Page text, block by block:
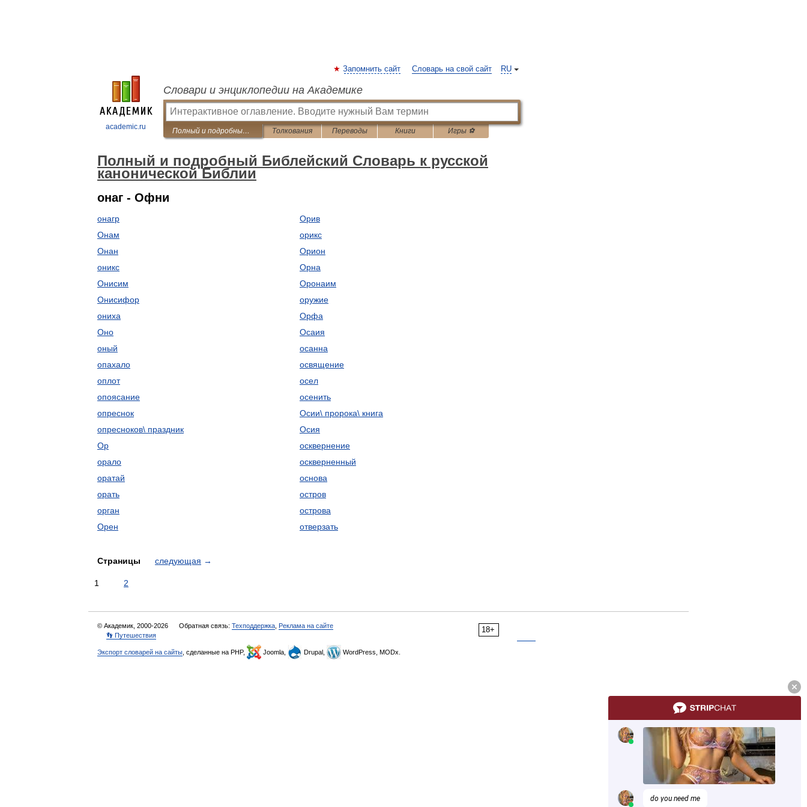
academic.ru
RU
Запомнить сайт Словарь на свой сайт
Словари и энциклопедии на Академике
Полный и подробный Библейский Словарь к русской канонической Библии Толкования Переводы Книги Игры ⚽
Полный и подробный Библейский Словарь к русской
канонической Библии
онаг - Офни
онагр
Онам
Онан
оникс
Онисим
Онисифор
ониха
Оно
оный
опахало
оплот
опоясание
опреснок
опресноков\ праздник
Ор
орало
оратай
орать
орган
Орен
Орив
орикс
Орион
Орна
Оронаим
оружие
Орфа
Осаия
осанна
освящение
осел
осенить
Осии\ пророка\ книга
Осия
осквернение
оскверненный
основа
остров
острова
отверзать
Страницы следующая →
1 2
18+
© Академик, 2000-2026 Обратная связь: Техподдержка Реклама на сайте
👣 Путешествия
Экспорт словарей на сайты , сделанные на PHP, Joomla, Drupal, WordPress, MODx.